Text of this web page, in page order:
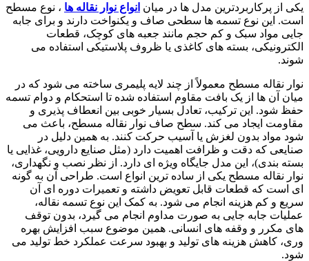
یکی از پرکاربردترین مدل ها در میان انواع نوار نقاله ها ، نوع مسطح
است. این نوع تسمه ها سطحی صاف و یکنواخت دارند و برای جابه
جایی مواد سبک و کم حجم مانند جعبه های کوچک، قطعات
الکترونیکی، بسته های کاغذی یا ظروف پلاستیکی استفاده می
شوند.
نوار نقاله مسطح معمولاً از چند لایه پلیمری ساخته می شود که در
میان آن ها از یک بافت مقاوم استفاده شده تا استحکام و دوام تسمه
حفظ شود. این ترکیب، تعادل بسیار خوبی بین انعطاف پذیری و
مقاومت ایجاد می کند. سطح صاف نوار نقاله مسطح، باعث می
شود مواد بدون لغزش یا آسیب حرکت کنند. به همین دلیل در
صنایعی که دقت و ظرافت اهمیت دارد (مثل صنایع دارویی، غذایی یا
بسته بندی)، این مدل جایگاه ویژه ای دارد. از نظر نصب و نگهداری،
نوار نقاله مسطح یکی از ساده ترین انواع است. طراحی آن به گونه
ای است که قطعات قابل تعویض داشته و تعمیرات دوره ای آن
سریع و کم هزینه انجام می شود. به کمک این نوع تسمه نقاله،
عملیات جابه جایی به صورت مداوم انجام می گیرد، بدون توقف
های مکرر و وقفه های انسانی. همین موضوع سبب افزایش بهره
وری، کاهش هزینه های تولید و بهبود سرعت عملکرد خط تولید می
شود.